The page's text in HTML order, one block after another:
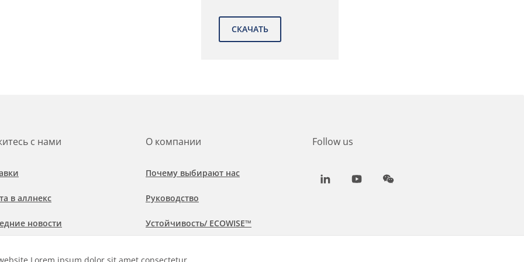
с нами
в аллнекс
новости
О компании
Почему выбирают нас
Руководство
Устойчивость/ ECOWISE™
Follow us
LinkedInYoutubeWeChat